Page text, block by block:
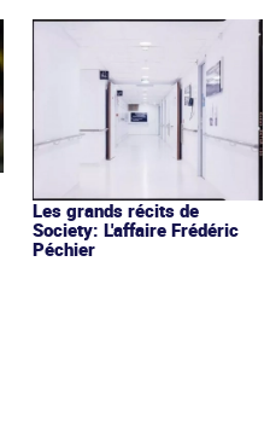
Les grands récits de
Society: L'affaire Frédéric
Péchier